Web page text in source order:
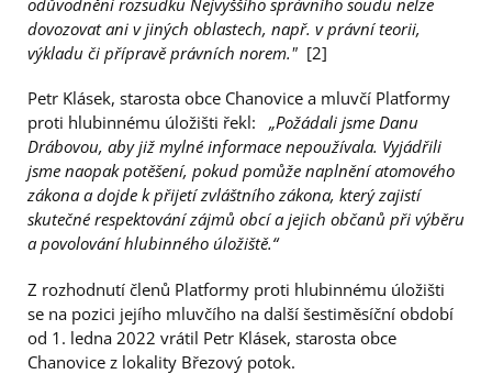
dovozovat ani v jiných oblastech, např. v právní teorii,
výkladu či přípravě právních norem." [2]
Petr Klásek, starosta obce Chanovice a mluvčí Platformy
proti hlubinnému úložišti řekl:
„Požádali jsme Danu
Drábovou, aby již mylné informace nepoužívala. Vyjádřili
jsme naopak potěšení, pokud pomůže naplnění atomového
zákona a dojde k přijetí zvláštního zákona, který zajistí
skutečné respektování zájmů obcí a jejich občanů při výběru
a povolování hlubinného úložiště.“
Z rozhodnutí členů Platformy proti hlubinnému úložišti
se na pozici jejího mluvčího na další šestiměsíční období
od 1. ledna 2022 vrátil Petr Klásek, starosta obce
Chanovice z lokality Březový potok.